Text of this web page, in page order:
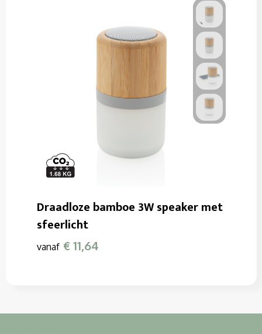
Draadloze bamboe 3W speaker met
sfeerlicht
vanaf € 11,64